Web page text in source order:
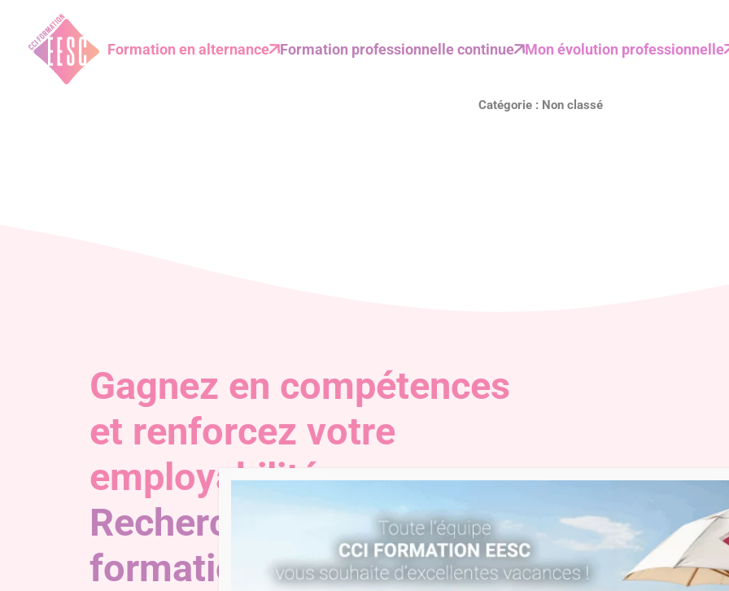
Formation en alternance Formation professionnelle continue Mon évolution professionnelle
Catégorie : Non classé
Gagnez en compétences
et renforcez votre
employabilité.
Recherchez une
formation !